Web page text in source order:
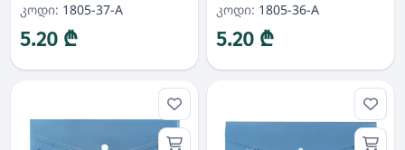
კოდი: 1805-37-A
5.20 ₾
კოდი: 1805-36-A
5.20 ₾